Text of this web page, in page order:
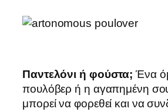
Παντελόνι ή φούστα; Ένα
πουλόβερ ή η αγαπημένη
μπορεί να φορεθεί και να